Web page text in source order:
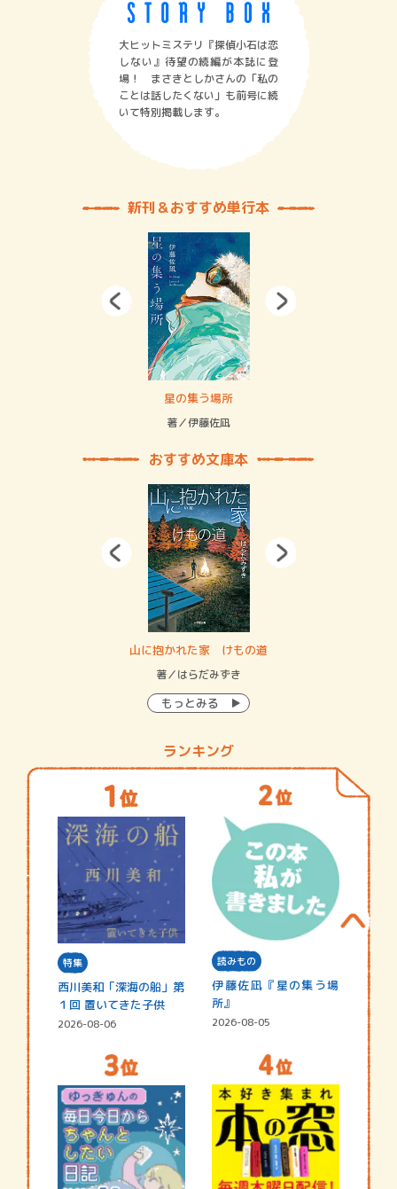
大ヒットミステリ『探偵小石は恋
しない』待望の続編が本誌に登
場！ まさきとしかさんの「私の
ことは話したくない」も前号に続
いて特別掲載します。
新刊＆おすすめ単行本
星の集う場所
著／伊藤佐凪
おすすめ文庫本
山に抱かれた家 けもの道
著／はらだみずき
もっとみる
ランキング
特集
西川美和「深海の船」第
１回 置いてきた子供
2026-08-06
読みもの
伊藤佐凪『星の集う場
所』
2026-08-05